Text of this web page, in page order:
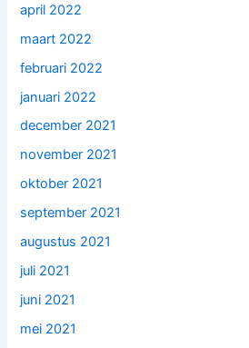
april 2022
maart 2022
februari 2022
januari 2022
december 2021
november 2021
oktober 2021
september 2021
augustus 2021
juli 2021
juni 2021
mei 2021